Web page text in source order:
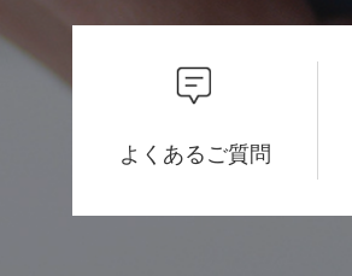
よくあるご質問